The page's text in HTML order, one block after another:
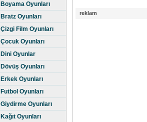
Boyama Oyunları
Bratz Oyunları
Çizgi Film Oyunları
Çocuk Oyunları
Dini Oyunlar
Dövüş Oyunları
Erkek Oyunları
Futbol Oyunları
Giydirme Oyunları
Kağıt Oyunları
reklam